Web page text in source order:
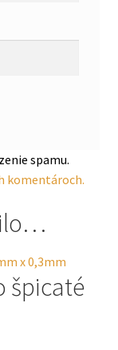
spamu.
komentároch.
špicaté